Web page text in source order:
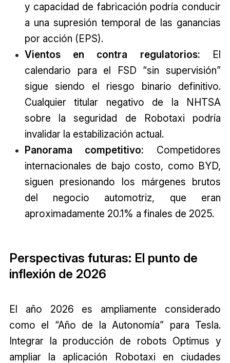
y capacidad de fabricación podría conducir
a una supresión temporal de las ganancias
por acción (EPS).
Vientos en contra regulatorios: El
calendario para el FSD “sin supervisión”
sigue siendo el riesgo binario definitivo.
Cualquier titular negativo de la NHTSA
sobre la seguridad de Robotaxi podría
invalidar la estabilización actual.
Panorama competitivo: Competidores
internacionales de bajo costo, como BYD,
siguen presionando los márgenes brutos
del negocio automotriz, que eran
aproximadamente 20.1% a finales de 2025.
Perspectivas futuras: El punto de
inflexión de 2026
El año 2026 es ampliamente considerado
como el “Año de la Autonomía” para Tesla.
Integrar la producción de robots Optimus y
ampliar la aplicación Robotaxi en ciudades